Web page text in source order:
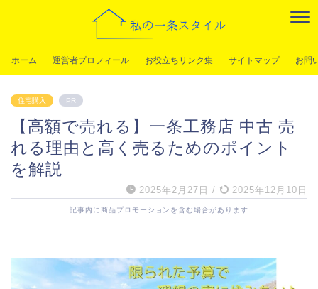
ホーム 運営者プロフィール お役立ちリンク集 サイトマップ お問
住宅購入 PR
【高額で売れる】一条工務店 中古 売
れる理由と高く売るためのポイント
を解説
2025年2月27日 / 2025年12月10日
記事内に商品プロモーションを含む場合があります